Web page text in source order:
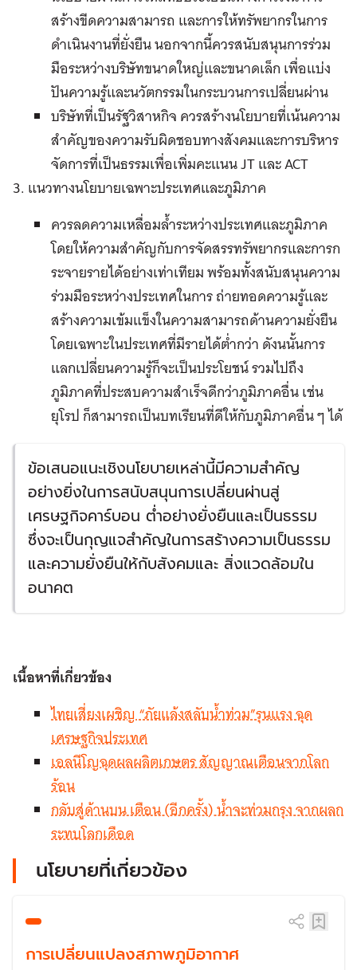
สร้างขีดความสามารถ และการให้ทรัพยากรในการ
ดำเนินงานที่ยั่งยืน นอกจากนี้ควรสนับสนุนการร่วม
มือระหว่างบริษัทขนาดใหญ่และขนาดเล็ก เพื่อแบ่ง
ปันความรู้และนวัตกรรมในกระบวนการเปลี่ยนผ่าน
บริษัทที่เป็นรัฐวิสาหกิจ ควรสร้างนโยบายที่เน้นความ
สำคัญของความรับผิดชอบทางสังคมและการบริหาร
จัดการที่เป็นธรรมเพื่อเพิ่มคะแนน JT และ ACT
3. แนวทางนโยบายเฉพาะประเทศและภูมิภาค
ควรลดความเหลื่อมล้ำระหว่างประเทศและภูมิภาค
โดยให้ความสำคัญกับการจัดสรรทรัพยากรและการก
ระจายรายได้อย่างเท่าเทียม พร้อมทั้งสนับสนุนความ
ร่วมมือระหว่างประเทศในการ ถ่ายทอดความรู้และ
สร้างความเข้มแข็งในความสามารถด้านความยั่งยืน
โดยเฉพาะในประเทศที่มีรายได้ต่ำกว่า ดังนนั้นการ
แลกเปลี่ยนความรู้ก็จะเป็นประโยชน์ รวมไปถึง
ภูมิภาคที่ประสบความสำเร็จดีกว่าภูมิภาคอื่น เช่น
ยุโรป ก็สามารถเป็นบทเรียนที่ดีให้กับภูมิภาคอื่น ๆ ได้
ข้อเสนอแนะเชิงนโยบายเหล่านี้มีความสำคัญ
อย่างยิ่งในการสนับสนุนการเปลี่ยนผ่านสู่
เศรษฐกิจคาร์บอน ต่ำอย่างยั่งยืนและเป็นธรรม
ซึ่งจะเป็นกุญแจสำคัญในการสร้างความเป็นธรรม
และความยั่งยืนให้กับสังคมและ สิ่งแวดล้อมใน
อนาคต
เนื้อหาที่เกี่ยวข้อง
ไทยเสี่ยงเผชิญ “ภัยแล้งสลับน้ำท่วม”รุนแรง ฉุด
เศรษฐกิจประเทศ
เอลนีโญฉุดผลผลิตเกษตร สัญญาณเตือนจากโลก
ร้อน
กลับสู่ด้านบน เตือน (อีกครั้ง) น้ำจะท่วมกรุง จากผลก
ระทบโลกเดือด
นโยบายที่เกี่ยวข้อง
การเปลี่ยนแปลงสภาพภูมิอากาศ